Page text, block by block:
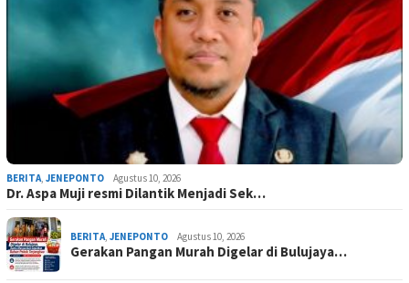
BERITA JENEPONTO Agustus 10, 2026
Dr. Aspa Muji resmi Dilantik Menjadi Sek…
BERITA JENEPONTO Agustus 10, 2026
Gerakan Pangan Murah Digelar di Bulujaya…